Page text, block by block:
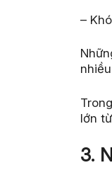
–
lớn
3.